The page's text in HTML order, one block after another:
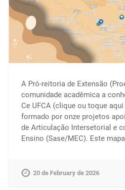
A Pró-reitoria de Extensão
comunidade acadêmica a
Ce UFCA (clique ou toque
formado por onze projetos
de Articulação Intersetorial e
Ensino (Sase/MEC). Este
20 de February de 2026